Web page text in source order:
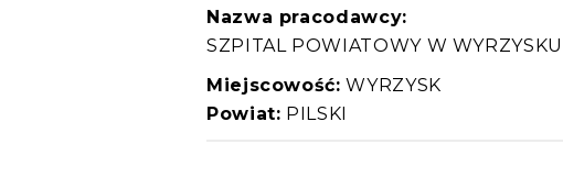
Nazwa pracodawcy:
SZPITAL POWIATOWY W
Miejscowość: WYRZYSK
Powiat: PILSKI